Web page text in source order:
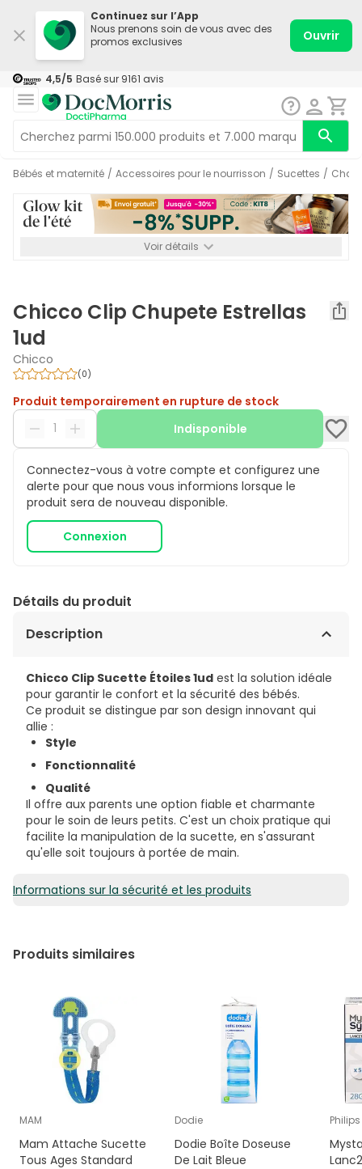
Continuez sur l’App
Nous prenons soin de vous avec des
promos exclusives
Ouvrir
4,5/5 Basé sur 9161 avis
Bébés et maternité / Accessoires pour le nourrisson / Sucettes /
Voir détails
Chicco Clip Chupete Estrellas
1ud
Chicco
(0)
Produit temporairement en rupture de stock
Indisponible
Connectez-vous à votre compte et configurez une
alerte pour que nous vous informions lorsque le
produit sera de nouveau disponible.
Connexion
Détails du produit
Description
Chicco Clip Sucette Étoiles 1ud est la solution idéale
pour garantir le confort et la sécurité des bébés.
Ce produit se distingue par son design innovant qui
allie :
Style
Fonctionnalité
Qualité
Il offre aux parents une option fiable et charmante
pour le soin de leurs petits. C'est un choix pratique qui
facilite la manipulation de la sucette, en s'assurant
qu'elle soit toujours à portée de main.
Informations sur la sécurité et les produits
Produits similaires
MAM
Mam Attache Sucette
Tous Ages Standard
Dodie
Dodie Boîte Doseuse
De Lait Bleue
Philips